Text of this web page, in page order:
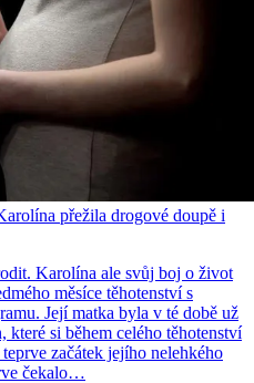
přežila drogové doupě i
Karolína ale svůj boj o život
měsíce těhotenství s
Její matka byla v té době už
které si během celého těhotenství
začátek jejího nelehkého
čekalo…